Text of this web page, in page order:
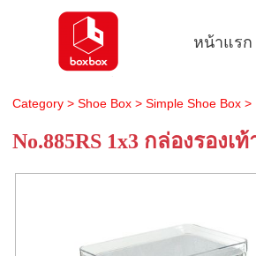
หน้าแรก
Category> Shoe Box> Simple Shoe Box>
No.885RS 1x3 กล่องรองเ